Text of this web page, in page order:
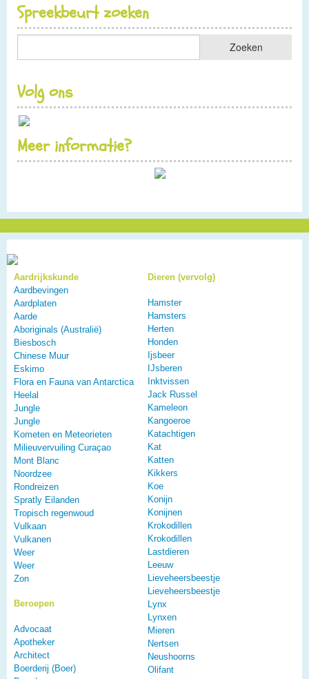
Spreekbeurt zoeken
Volg ons
Meer informatie?
Aardrijkskunde
Aardbevingen
Aardplaten
Aarde
Aboriginals (Australië)
Biesbosch
Chinese Muur
Eskimo
Flora en Fauna van Antarctica
Heelal
Jungle
Jungle
Kometen en Meteorieten
Milieuvervuiling Curaçao
Mont Blanc
Noordzee
Rondreizen
Spratly Eilanden
Tropisch regenwoud
Vulkaan
Vulkanen
Weer
Weer
Zon
Beroepen
Advocaat
Apotheker
Architect
Boerderij (Boer)
Dieren (vervolg)
Hamster
Hamsters
Herten
Honden
Ijsbeer
IJsberen
Inktvissen
Jack Russel
Kameleon
Kangoeroe
Katachtigen
Kat
Katten
Kikkers
Koe
Konijn
Konijnen
Krokodillen
Krokodillen
Lastdieren
Leeuw
Lieveheersbeestje
Lieveheersbeestje
Lynx
Lynxen
Mieren
Nertsen
Neushoorns
Olifant